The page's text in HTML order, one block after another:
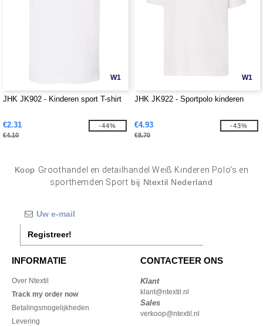
W1
JHK JK902 - Kinderen sport T-shirt
€2.31
€4.10
-44%
W1
JHK JK922 - Sportpolo kinderen
€4.93
€8.70
-43%
Koop Groothandel en detailhandel Weiß Kinderen Polo's en
sporthemden Sport bij Ntextil Nederland
Registreer!
INFORMATIE
Over Ntextil
Track my order now
Betalingsmogelijkheden
Levering
CONTACTEER ONS
Klant
klant@ntextil.nl
Sales
verkoop@ntextil.nl